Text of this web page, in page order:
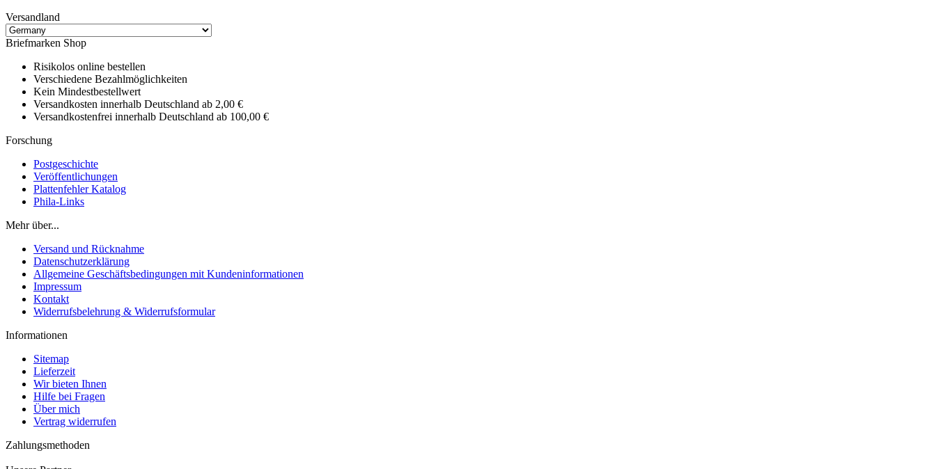
Versandland
Briefmarken Shop
Risikolos online bestellen
Verschiedene Bezahlmöglichkeiten
Kein Mindestbestellwert
Versandkosten innerhalb Deutschland ab 2,00 €
Versandkostenfrei innerhalb Deutschland ab 100,00 €
Forschung
Postgeschichte
Veröffentlichungen
Plattenfehler Katalog
Phila-Links
Mehr über...
Versand und Rücknahme
Datenschutzerklärung
Allgemeine Geschäftsbedingungen mit Kundeninformationen
Impressum
Kontakt
Widerrufsbelehrung & Widerrufsformular
Informationen
Sitemap
Lieferzeit
Wir bieten Ihnen
Hilfe bei Fragen
Über mich
Vertrag widerrufen
Zahlungsmethoden